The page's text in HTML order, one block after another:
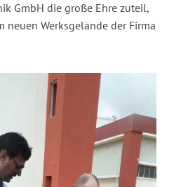
GmbH die große Ehre zuteil,
neuen Werksgelände der Firma